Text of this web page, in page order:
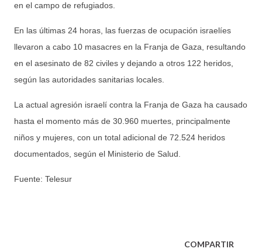
en el campo de refugiados.
En las últimas 24 horas, las fuerzas de ocupación israelíes
llevaron a cabo 10 masacres en la Franja de Gaza, resultando
en el asesinato de 82 civiles y dejando a otros 122 heridos,
según las autoridades sanitarias locales.
La actual agresión israelí contra la Franja de Gaza ha causado
hasta el momento más de 30.960 muertes, principalmente
niños y mujeres, con un total adicional de 72.524 heridos
documentados, según el Ministerio de Salud.
Fuente: Telesur
COMPARTIR